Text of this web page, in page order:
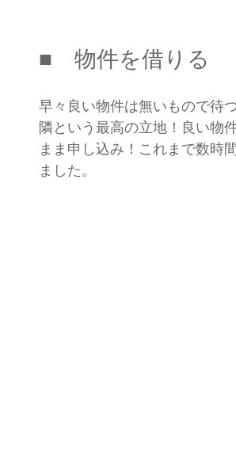
■　物件を借りる
早々良い物件は無いもので待
隣という最高の立地！良い物
まま申し込み！これまで数時
ました。